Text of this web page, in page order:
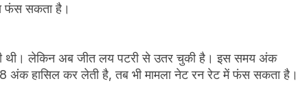
फंस सकता है।
थी। लेकिन अब जीत लय पटरी से उतर चुकी है। इस समय अंक
अंक हासिल कर लेती है, तब भी मामला नेट रन रेट में फंस सकता है।